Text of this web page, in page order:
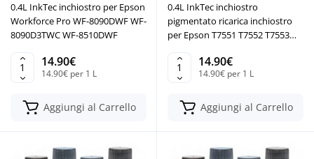
0.4L InkTec inchiostro per Epson
Workforce Pro WF-8090DWF WF-
8090D3TWC WF-8510DWF
14.90€
14.90€ per 1 L
Aggiungi al Carrello
0.4L InkTec inchiostro
pigmentato ricarica inchiostro
per Epson T7551 T7552 T7553
14.90€
14.90€ per 1 L
Aggiungi al Carrello